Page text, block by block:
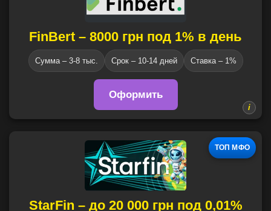
FinBert – 8000 грн под 1% в день
Сумма – 3-8 тыс. Срок – 10-14 дней Ставка – 1%
Оформить
ТОП МФО
StarFin – до 20 000 грн под 0,01%